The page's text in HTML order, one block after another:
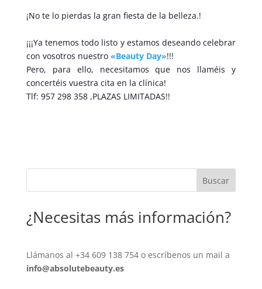
¡No te lo pierdas la gran fiesta de la belleza.!
¡¡¡Ya tenemos todo listo y estamos deseando celebrar
con vosotros nuestro «Beauty Day»!!!
Pero, para ello, necesitamos que nos llaméis y
concertéis vuestra cita en la clínica!
Tlf: 957 298 358 ,PLAZAS LIMITADAS!!
Buscar
¿Necesitas más información?
Llámanos al +34 609 138 754o escríbenos un mail a
info@absolutebeauty.es